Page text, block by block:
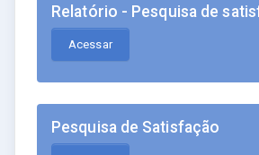
Relatório - Pesquisa de
Acessar
Pesquisa de Satisfação